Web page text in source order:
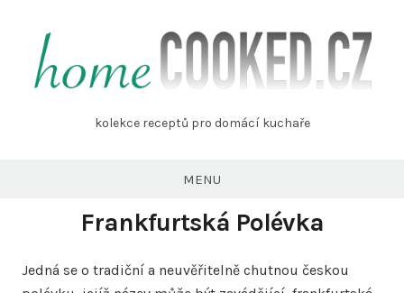
content
homecooked.cz
kolekce receptů pro domácí kuchaře
MENU
Frankfurtská Polévka
Jedná se o tradiční a neuvěřitelně chutnou českou